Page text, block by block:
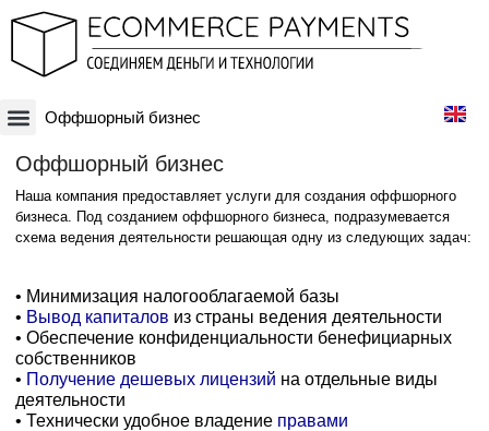
Оффшорный бизнес
Оффшорный бизнес
Наша компания предоставляет услуги для создания оффшорного
бизнеса. Под созданием оффшорного бизнеса, подразумевается
схема ведения деятельности решающая одну из следующих задач:
• Минимизация налогооблагаемой базы
• Вывод капиталов из страны ведения деятельности
• Обеспечение конфиденциальности бенефициарных
собственников
• Получение дешевых лицензий на отдельные виды
деятельности
• Технически удобное владение правами